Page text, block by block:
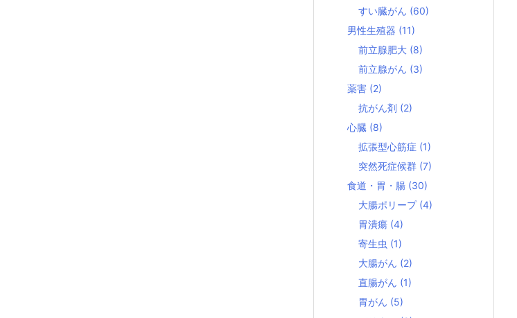
すい臓がん (60)
男性生殖器 (11)
前立腺肥大 (8)
前立腺がん (3)
薬害 (2)
抗がん剤 (2)
心臓 (8)
拡張型心筋症 (1)
突然死症候群 (7)
食道・胃・腸 (30)
大腸ポリープ (4)
胃潰瘍 (4)
寄生虫 (1)
大腸がん (2)
直腸がん (1)
胃がん (5)